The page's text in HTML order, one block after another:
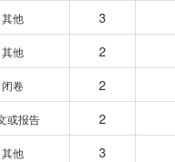
其他 3
其他 2
闭卷 2
或报告 2
其他 3